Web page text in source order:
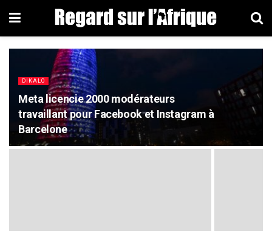
DIKALO
Meta licencie 2000 modérateurs
travaillant pour Facebook et Instagram à
Barcelone